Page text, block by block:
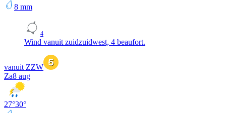
8 mm
4
Wind vanuit zuidzuidwest, 4 beaufort.
vanuit ZZW
Za8 aug
27°30°